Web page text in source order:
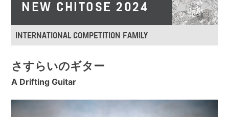
NEW CHITOSE 2024
INTERNATIONAL COMPETITION FAMILY
さすらいのギター
A Drifting Guitar